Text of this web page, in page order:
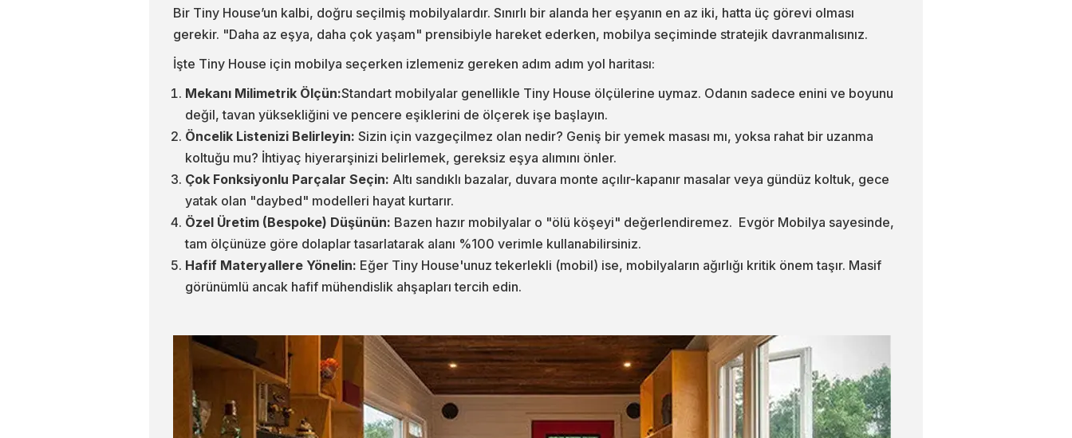
Bir Tiny House’un kalbi, doğru seçilmiş mobilyalardır. Sınırlı bir alanda her eşyanın en az iki, hatta üç görevi olması
gerekir. "Daha az eşya, daha çok yaşam" prensibiyle hareket ederken, mobilya seçiminde stratejik davranmalısınız.
İşte Tiny House için mobilya seçerken izlemeniz gereken adım adım yol haritası:
Mekanı Milimetrik Ölçün:Standart mobilyalar genellikle Tiny House ölçülerine uymaz. Odanın sadece enini ve boyunu
değil, tavan yüksekliğini ve pencere eşiklerini de ölçerek işe başlayın.
Öncelik Listenizi Belirleyin: Sizin için vazgeçilmez olan nedir? Geniş bir yemek masası mı, yoksa rahat bir uzanma
koltuğu mu? İhtiyaç hiyerarşinizi belirlemek, gereksiz eşya alımını önler.
Çok Fonksiyonlu Parçalar Seçin: Altı sandıklı bazalar, duvara monte açılır-kapanır masalar veya gündüz koltuk, gece
yatak olan "daybed" modelleri hayat kurtarır.
Özel Üretim (Bespoke) Düşünün: Bazen hazır mobilyalar o "ölü köşeyi" değerlendiremez. Evgör Mobilya sayesinde,
tam ölçünüze göre dolaplar tasarlatarak alanı %100 verimle kullanabilirsiniz.
Hafif Materyallere Yönelin: Eğer Tiny House'unuz tekerlekli (mobil) ise, mobilyaların ağırlığı kritik önem taşır. Masif
görünümlü ancak hafif mühendislik ahşapları tercih edin.